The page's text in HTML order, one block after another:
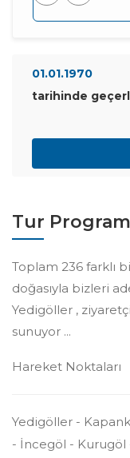
01.01.1970
tarihinde
Tur
Toplam 236 farklı
doğasıyla bizleri
Yedigöller ,
sunuyor ...
Hareket Noktaları
Yedigöller -
- İncegöl -